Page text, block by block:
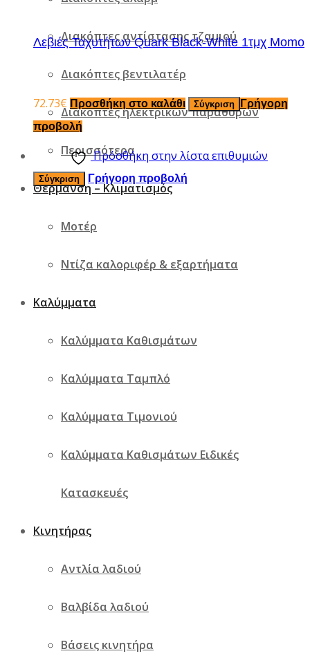
Διακόπτες αντίστασης τζαμιού
Διακόπτες βεντιλατέρ
Διακόπτες ηλεκτρικών παραθύρων
Περισσότερα
Θέρμανση – Κλιματισμός
Μοτέρ
Ντίζα καλοριφέρ & εξαρτήματα
Καλύμματα
Καλύμματα Καθισμάτων
Καλύμματα Ταμπλό
Καλύμματα Τιμονιού
Καλύμματα Καθισμάτων Ειδικές
Κατασκευές
Κινητήρας
Αντλία λαδιού
Βαλβίδα λαδιού
Βάσεις κινητήρα
Λεβιές Ταχυτήτων Quark Black-White 1τμχ Momo
72.73€ Προσθήκη στο καλάθι Σύγκριση
Γρήγορη
προβολή
Πρόσθήκη στην λίστα επιθυμιών
Σύγκριση Γρήγορη προβολή